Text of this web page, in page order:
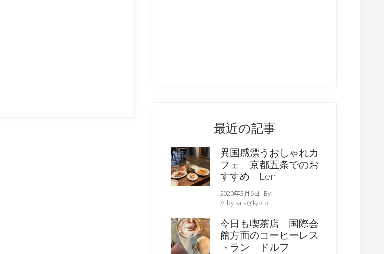
最近の記事
異国感漂うおしゃれカ
フェ 京都五条でのお
すすめ Len
2020年3月6日
By
// by sara@kyoto
今日も喫茶店 国際会
館方面のコーヒーレス
トラン ドルフ